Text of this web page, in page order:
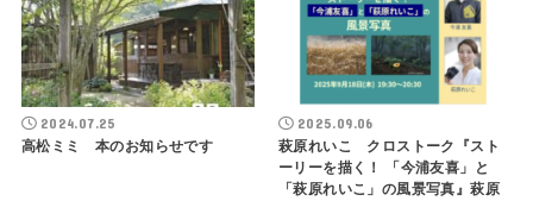
2024.07.25
高松ミミ 本のお知らせです
2025.09.06
萩原れいこ クロストーク『スト
ーリーを描く！ 「今浦友喜」と
「萩原れいこ」の風景写真』萩原